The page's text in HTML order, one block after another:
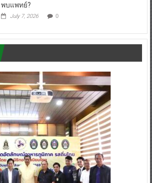
พบแพทย์?
July 7, 2026 0